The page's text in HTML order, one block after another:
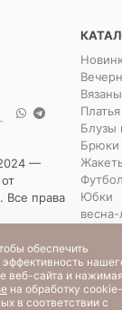
—
Все права
на
Платья
Блузы
Брюки
Юбки
весна-
Уценка
обеспечить
веб-сайта и нажимая
на обработку cookie-
в соответствии с